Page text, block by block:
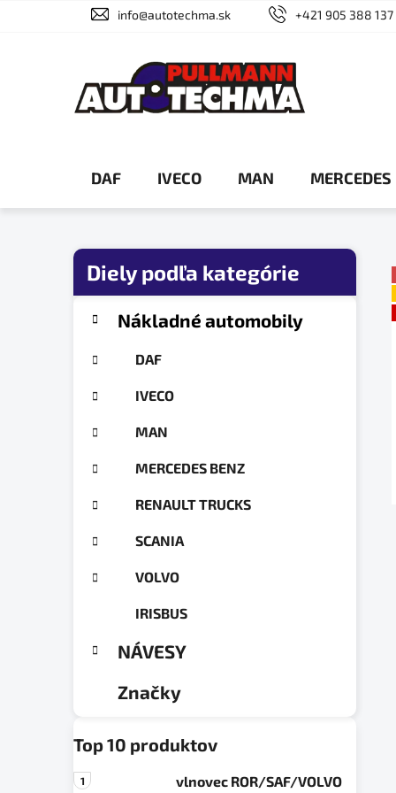
info@autotechma.sk +421 905 388 137
DAF IVECO MAN
B
kategórieNákladné automobily
DAF
IVECO
MAN
MERCEDES BENZ
RENAULT TRUCKS
SCANIA
VOLVO
IRISBUS
NÁVESY
Značky
Top 10 produktov
vlnovec ROR/SAF/VOLVO